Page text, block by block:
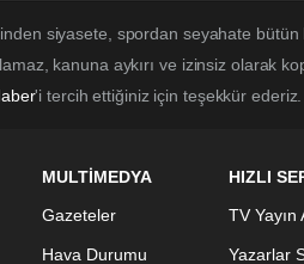
siyasete, spordan seyahate bütün
kanuna aykırı ve izinsiz olarak
'i tercih ettiğiniz için teşekkür ederiz.
MULTİMEDYA
Gazeteler
Hava Durumu
HIZLI
TV Yayın
Yazarlar